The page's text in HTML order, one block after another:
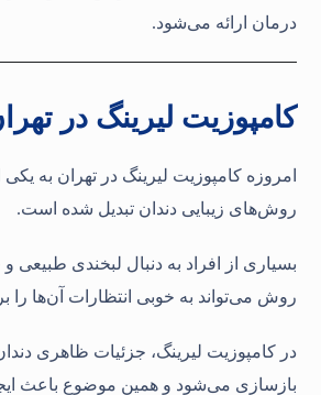
درمان ارائه می‌شود.
کامپوزیت لیرینگ در
امروزه کامپوزیت لیرینگ در تهران به یکی
روش‌های زیبایی دندان تبدیل شده است.
بسیاری از افراد به دنبال لبخندی طبیعی
روش می‌تواند به خوبی انتظارات آن‌ها را
در کامپوزیت لیرینگ، جزئیات ظاهری
بازسازی می‌شود و همین موضوع باعث